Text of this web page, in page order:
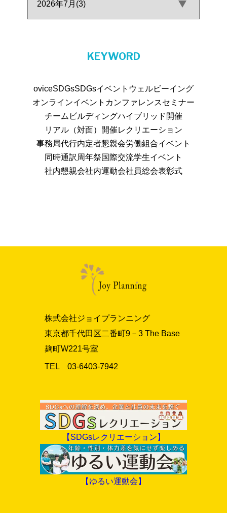
KEYWORD
oviceSDGsSDGsイベント ウェルビーイング
オンラインイベント カンファレンスセミナー
チームビルディングハイブリッド開催
リアル（対面）開催レクリエーション
事務局代行内定者懇親会労働組合イベント
同時通訳 周年祭国際交流学生イベント
社内懇親会社内運動会社員総会表彰式
株式会社ジョイプランニング
東京都千代田区二番町9－3 The Base
麹町W221号室
TEL 03‐6403‐7942
【SDGsレクリエーション】
【ゆるい運動会】